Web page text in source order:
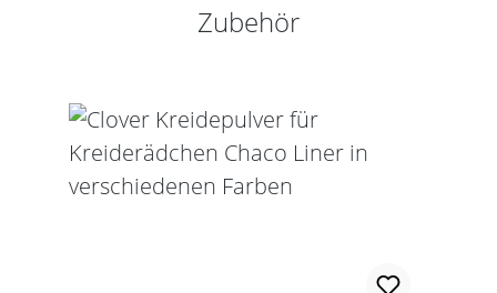
Produktgalerie überspringen
Zubehör